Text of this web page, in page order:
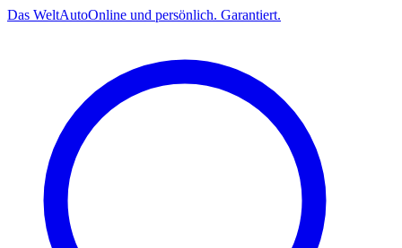
Das WeltAutoOnline und persönlich. Garantiert.